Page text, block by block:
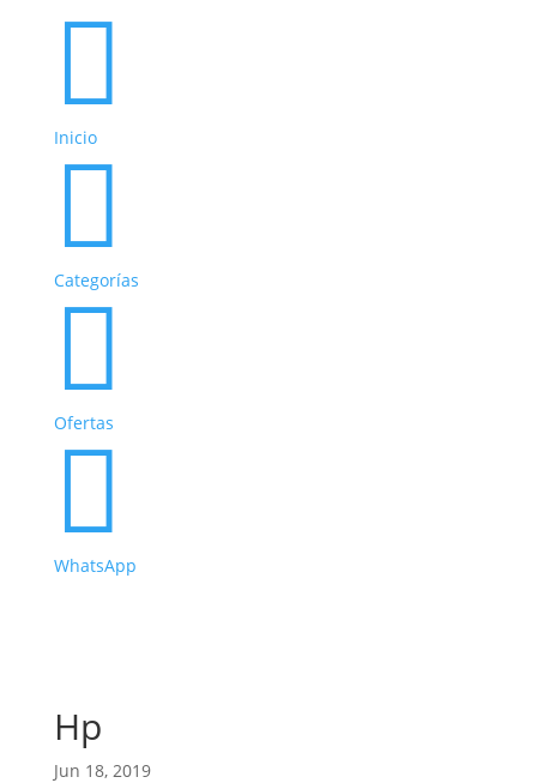

Inicio

Categorías

Ofertas

WhatsApp
Hp
Jun 18, 2019